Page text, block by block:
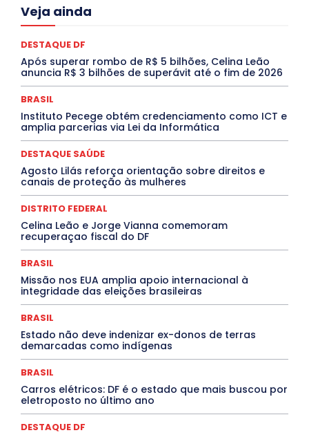
Veja ainda
Acre
Congressuanas & Esplanadumas
Crônica Política Crônicas
CULTURA
Cultura e Tal
DANÇA Dengue
Denuncia
DESTAQUE BRASIL
DESTAQUE DF
DESTAQUE SAÚDE
DESTAQUES OUTROS
ELEIÇÕES
EMPREGO E OPORTUNIDADES
ENTORNO
Especial
Espírito Santo ESPORTE
EVENTOS
EXPOSIÇÃO Featured
Febre Amarela
INTELIGÊNCIA ARTIFICIAL
INTERNACIONAL
Jogos Online
JUDICIÁRIO LITERATURA
Marburg
MEIO AMBIENTE
Paraíba
Paraná Pernambuco Piauí
PROCESSO SELETIVO
QUALIFICAÇÃO PROFISSIONAL
RESIDÊNCIA
Santa Catarina
São Paulo SARAMPO
Saúde Agora
SEGURANÇA
TÁ FROID?
TEATRO TECNOLOGIA
TIC TAC
Mais
DESTAQUE DF
Após superar rombo de R$ 5 bilhões, Celina Leão
anuncia R$ 3 bilhões de superávit até o fim de 2026
BRASIL
Instituto Pecege obtém credenciamento como ICT e
amplia parcerias via Lei da Informática
DESTAQUE SAÚDE
Agosto Lilás reforça orientação sobre direitos e
canais de proteção às mulheres
DISTRITO FEDERAL
Celina Leão e Jorge Vianna comemoram
recuperaçao fiscal do DF
BRASIL
Missão nos EUA amplia apoio internacional à
integridade das eleições brasileiras
BRASIL
Estado não deve indenizar ex-donos de terras
demarcadas como indígenas
BRASIL
Carros elétricos: DF é o estado que mais buscou por
eletroposto no último ano
DESTAQUE DF